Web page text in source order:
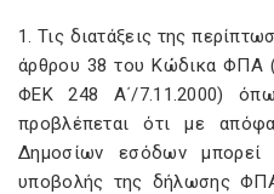
1. Τις διατάξεις της
άρθρου 38 του Κώδικα ΦΠΑ
ΦΕΚ 248 Α΄/7.11.2000)
προβλέπεται ότι με
Δημοσίων εσόδων μπορεί
υποβολής της δήλωσης